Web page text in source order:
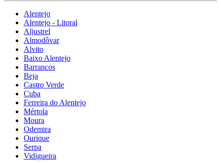
Alentejo
Alentejo - Litoral
Aljustrel
Almodôvar
Alvito
Baixo Alentejo
Barrancos
Beja
Castro Verde
Cuba
Ferreira do Alentejo
Mértola
Moura
Odemira
Ourique
Serpa
Vidigueira